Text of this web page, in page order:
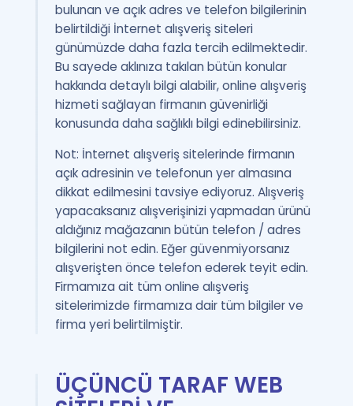
bulunan ve açık adres ve telefon bilgilerinin
belirtildiği İnternet alışveriş siteleri
günümüzde daha fazla tercih edilmektedir.
Bu sayede aklınıza takılan bütün konular
hakkında detaylı bilgi alabilir, online alışveriş
hizmeti sağlayan firmanın güvenirliği
konusunda daha sağlıklı bilgi edinebilirsiniz.
Not: İnternet alışveriş sitelerinde firmanın
açık adresinin ve telefonun yer almasına
dikkat edilmesini tavsiye ediyoruz. Alışveriş
yapacaksanız alışverişinizi yapmadan ürünü
aldığınız mağazanın bütün telefon / adres
bilgilerini not edin. Eğer güvenmiyorsanız
alışverişten önce telefon ederek teyit edin.
Firmamıza ait tüm online alışveriş
sitelerimizde firmamıza dair tüm bilgiler ve
firma yeri belirtilmiştir.
ÜÇÜNCÜ TARAF WEB